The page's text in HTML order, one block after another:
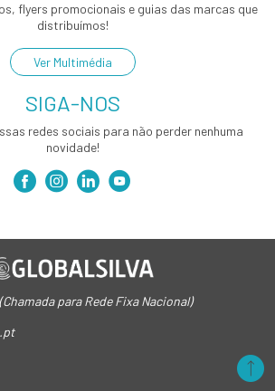
flyers promocionais e guias das marcas que
distribuímos!
Ver Multimédia
SIGA-NOS
redes sociais para não perder nenhuma
novidade!
para Rede Fixa Nacional)